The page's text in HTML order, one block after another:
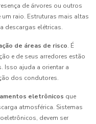
de árvores ou outros
raio. Estruturas mais altas
descargas elétricas.
de áreas de risco. É
e de seus arredores estão
Isso ajuda a orientar a
dos condutores.
eletrônicos que
atmosférica. Sistemas
devem ser